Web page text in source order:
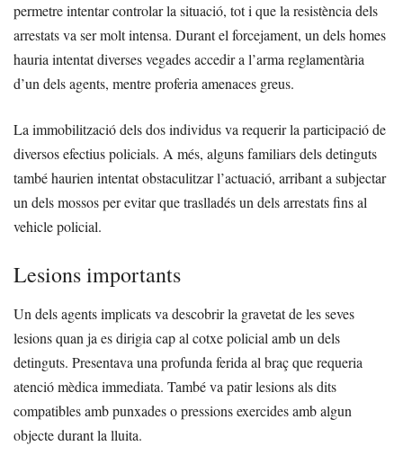
permetre intentar controlar la situació, tot i que la resistència dels
arrestats va ser molt intensa. Durant el forcejament, un dels homes
hauria intentat diverses vegades accedir a l’arma reglamentària
d’un dels agents, mentre proferia amenaces greus.
La immobilització dels dos individus va requerir la participació de
diversos efectius policials. A més, alguns familiars dels detinguts
també haurien intentat obstaculitzar l’actuació, arribant a subjectar
un dels mossos per evitar que traslladés un dels arrestats fins al
vehicle policial.
Lesions importants
Un dels agents implicats va descobrir la gravetat de les seves
lesions quan ja es dirigia cap al cotxe policial amb un dels
detinguts. Presentava una profunda ferida al braç que requeria
atenció mèdica immediata. També va patir lesions als dits
compatibles amb punxades o pressions exercides amb algun
objecte durant la lluita.